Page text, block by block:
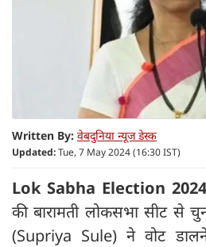
Written By: वेबदुनिया न्यूज डेस्क
Updated:Tue, 7 May 2024 (16:30 IST)
Lok Sabha Election
की बारामती लोकसभा सीट से
(Supriya Sule) ने वोट